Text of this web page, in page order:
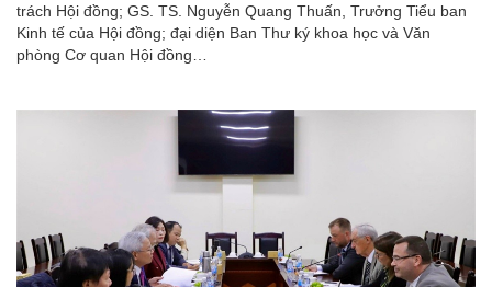
trách Hội đồng; GS. TS. Nguyễn Quang Thuấn, Trưởng Tiểu ban
Kinh tế của Hội đồng; đại diện Ban Thư ký khoa học và Văn
phòng Cơ quan Hội đồng…